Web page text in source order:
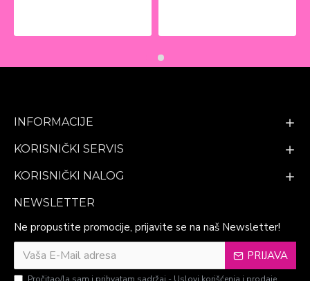
INFORMACIJE
KORISNIČKI SERVIS
KORISNIČKI NALOG
NEWSLETTER
Ne propustite promocije, prijavite se na naš Newsletter!
PRIJAVA